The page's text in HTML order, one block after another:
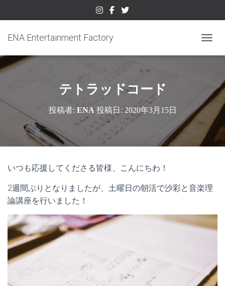
ENA Entertainment Factory
テトラッドコード
投稿者: ENA 投稿日:2020年3月15日
いつも応援してくださる皆様、こんにちわ！
2週間ぶりとなりましたが、土曜日の朝活で沙彩と音楽理
論講座を行いました！